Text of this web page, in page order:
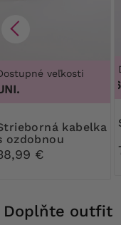
veľkosti
ozdobnou
€
54,
Doplňte outfit